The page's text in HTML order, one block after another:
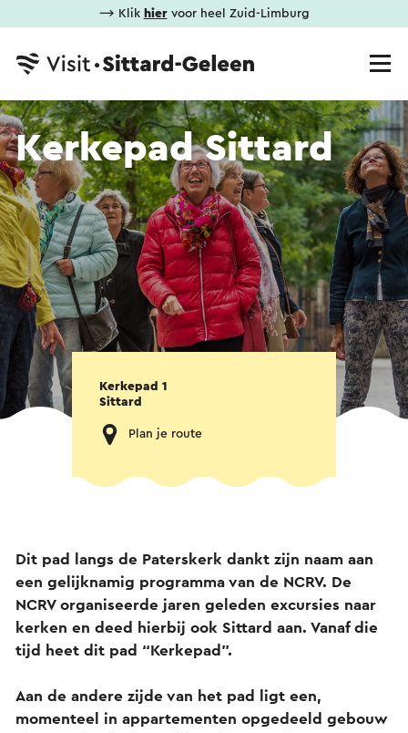
⟶ Klik hiervoor heel Zuid-Limburg
Kerkepad Sittard
Kerkepad 1
Sittard
Plan je route
Dit pad langs de Paterskerk dankt zijn naam aan
een gelijknamig programma van de NCRV. De
NCRV organiseerde jaren geleden excursies naar
kerken en deed hierbij ook Sittard aan. Vanaf die
tijd heet dit pad “Kerkepad”.
Aan de andere zijde van het pad ligt een,
momenteel in appartementen opgedeeld gebouw